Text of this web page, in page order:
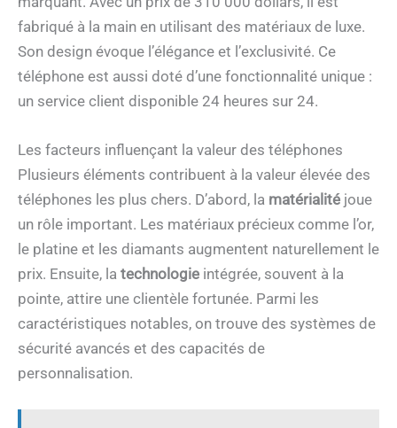
fabriqué à la main en utilisant des matériaux de luxe.
Son design évoque l’élégance et l’exclusivité. Ce
téléphone est aussi doté d’une fonctionnalité unique :
un service client disponible 24 heures sur 24.
Les facteurs influençant la valeur des téléphones
Plusieurs éléments contribuent à la valeur élevée des
téléphones les plus chers. D’abord, la matérialité joue
un rôle important. Les matériaux précieux comme l’or,
le platine et les diamants augmentent naturellement le
prix. Ensuite, la technologie intégrée, souvent à la
pointe, attire une clientèle fortunée. Parmi les
caractéristiques notables, on trouve des systèmes de
sécurité avancés et des capacités de
personnalisation.